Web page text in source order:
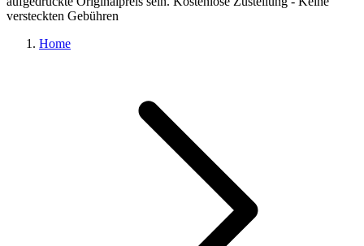
versteckten Gebühren
Home